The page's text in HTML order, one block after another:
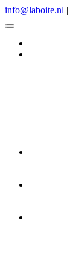
info@laboite.nl |